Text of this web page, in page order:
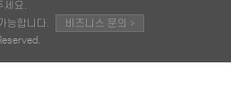
요.
능합니다.
비즈니스 문의 >